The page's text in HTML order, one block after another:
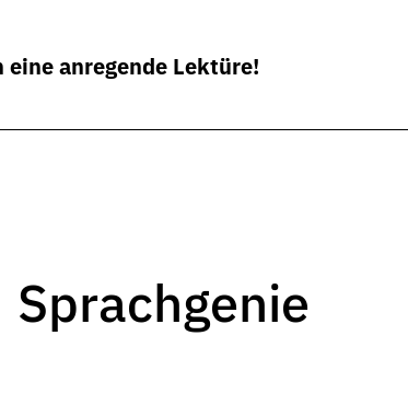
anregende Lektüre!
Sprachgenie